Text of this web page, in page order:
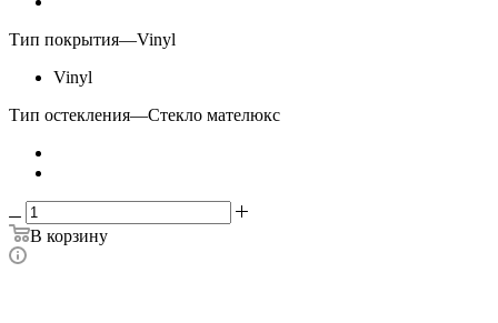
Тип покрытия—Vinyl
Vinyl
Тип остекления—Стекло мателюкс
В корзину